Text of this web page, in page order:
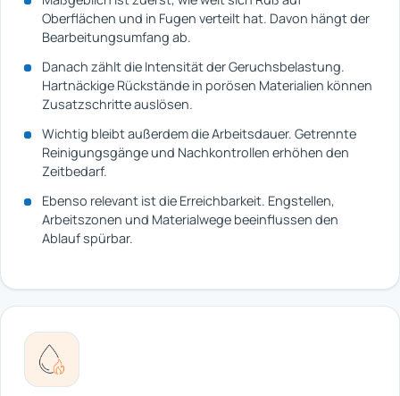
Oberflächen und in Fugen verteilt hat. Davon hängt der
Bearbeitungsumfang ab.
Danach zählt die Intensität der Geruchsbelastung.
Hartnäckige Rückstände in porösen Materialien können
Zusatzschritte auslösen.
Wichtig bleibt außerdem die Arbeitsdauer. Getrennte
Reinigungsgänge und Nachkontrollen erhöhen den
Zeitbedarf.
Ebenso relevant ist die Erreichbarkeit. Engstellen,
Arbeitszonen und Materialwege beeinflussen den
Ablauf spürbar.